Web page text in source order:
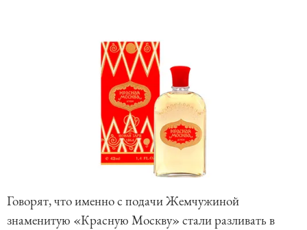
Говорят, что именно с подачи Жемчужиной
знаменитую «Красную Москву» стали разливать в